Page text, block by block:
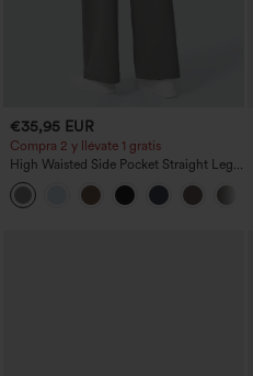
€35,95 EUR
Compra 2 y llévate 1 gratis
High Waisted Side Pocket Straight Leg
Work Pants